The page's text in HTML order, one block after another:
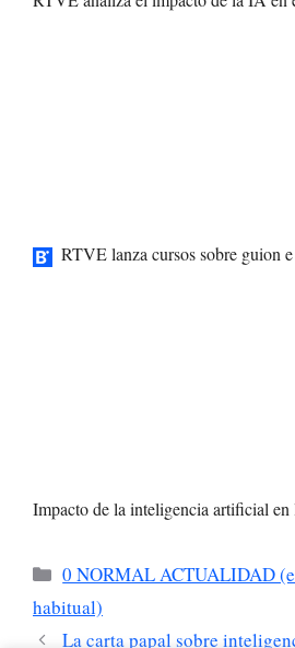
RTVE lanza cursos sobre guion
Impacto de la inteligencia artificial en
Categorías
0 NORMAL ACTUALIDAD
habitual)
La carta papal sobre